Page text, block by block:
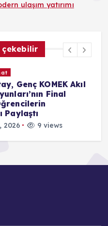
ulaşım yatırımı
çekebilir
Geleceği ve
Potansiyeli Masaya
6, 2026